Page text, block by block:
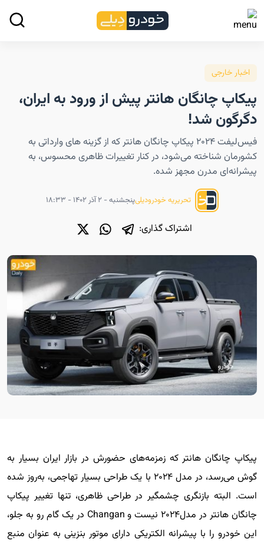
اخبار خارجی
پیکاپ چانگان هانتر پیش از ورود به ایران،
دگرگون شد!
فیس‌لیفت ۲۰۲۴ پیکاپ چانگان هانتر که از گزینه های وارداتی به
کشورمان شناخته می‌شود، در کنار تغییرات ظاهری محسوس، به
پیشرانه‌ای مدرن مجهز شده.
تحریریه خودرودیلیپنجشنبه - ۲ آذر ۱۴۰۲ - ۱۸:۳۳
اشتراک گذاری:
پیکاپ چانگان هانتر که زمزمه‌های حضورش در بازار ایران بسیار به
گوش می‌رسد، در مدل ۲۰۲۴ با یک طراحی بسیار تهاجمی، به‌روز شده
است. البته بازنگری چشمگیر در طراحی ظاهری، تنها تغییر پیکاپ
چانگان هانتر در مدل۲۰۲۴ نیست و Changan در یک گام رو به جلو،
این خودرو را با پیشرانه الکتریکی دارای موتور بنزینی به عنوان منبع